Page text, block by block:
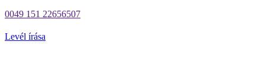
0049 151 22656507
Levél írása